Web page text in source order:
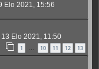
Elo 2021, 15:56
13 Elo 2021, 11:50
1 10 11 12 13